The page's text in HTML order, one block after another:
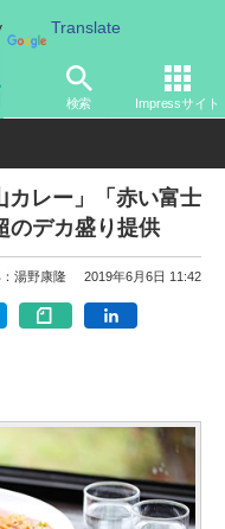
Translate
検索 Impressサイト
高速道路
カレー」「赤い富士
のデカ盛り提供
湯野康隆 2019年6月6日 11:42